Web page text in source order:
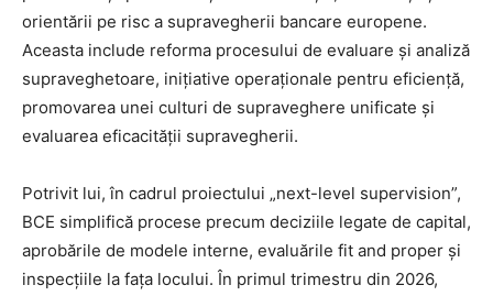
orientării pe risc a supravegherii bancare europene.
Aceasta include reforma procesului de evaluare și analiză
supraveghetoare, inițiative operaționale pentru eficiență,
promovarea unei culturi de supraveghere unificate și
evaluarea eficacității supravegherii.
Potrivit lui, în cadrul proiectului „next-level supervision”,
BCE simplifică procese precum deciziile legate de capital,
aprobările de modele interne, evaluările fit and proper și
inspecțiile la fața locului. În primul trimestru din 2026,